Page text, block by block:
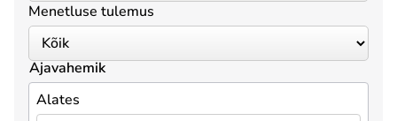
Menetluse tulemus
Ajavahemik
Alates